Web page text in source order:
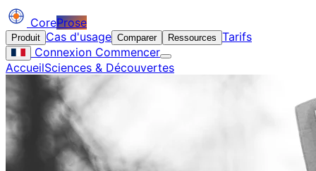
CoreProse
Produit Cas d'usage Comparer Ressources Tarifs
Connexion Commencer
AccueilSciences & Découvertes